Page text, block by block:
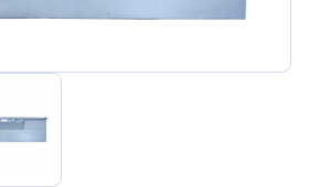
Slovenčina